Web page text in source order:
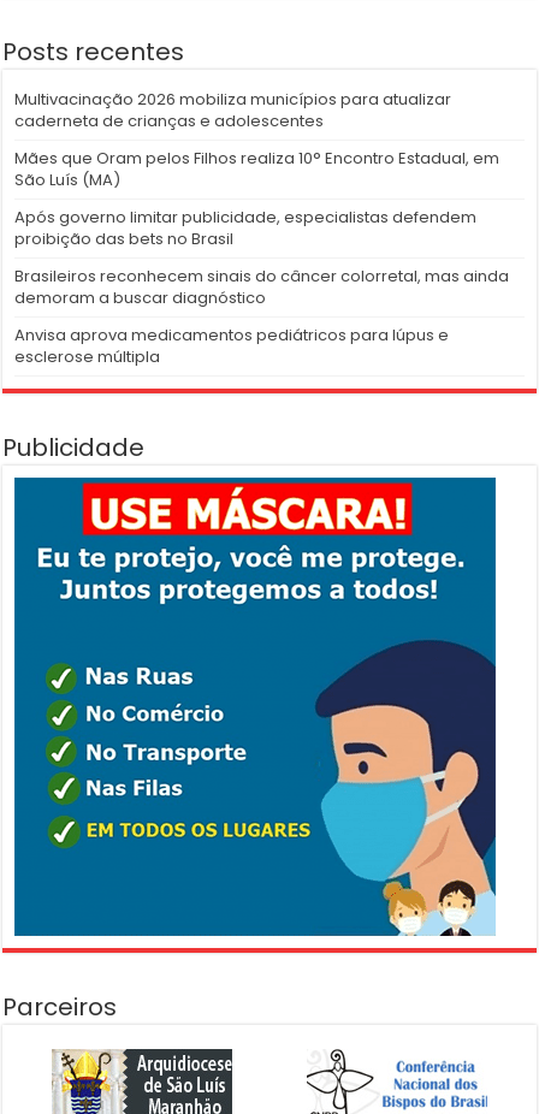
Posts recentes
Multivacinação 2026 mobiliza municípios para atualizar
caderneta de crianças e adolescentes
Mães que Oram pelos Filhos realiza 10° Encontro Estadual, em
São Luís (MA)
Após governo limitar publicidade, especialistas defendem
proibição das bets no Brasil
Brasileiros reconhecem sinais do câncer colorretal, mas ainda
demoram a buscar diagnóstico
Anvisa aprova medicamentos pediátricos para lúpus e
esclerose múltipla
Publicidade
Parceiros